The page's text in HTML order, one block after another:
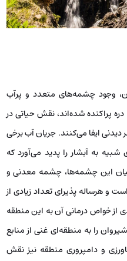
وجود چشمه‌های متعدد و پرآب
پراکنده شده‌اند، نقش حیاتی در
ایفا می‌کنند. جریان آب برخی
به آبشار را پدید می‌آورد که
این چشمه‌ها، چشمه معدنی و
و هرساله پذیرای تعداد زیادی از
از خواص درمانی آن به این منطقه
را به منطقه‌ای غنی از منابع
و دامپروری منطقه نیز نقش